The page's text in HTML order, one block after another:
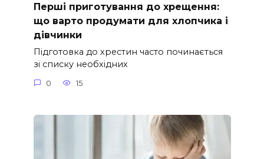
Перші приготування до хрещення:
що варто продумати для хлопчика і
дівчинки
Підготовка до хрестин часто починається
зі списку необхідних
0 15